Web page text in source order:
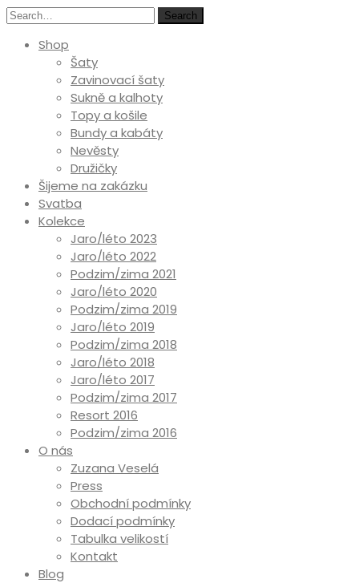
Search
Shop
Šaty
Zavinovací šaty
Sukně a kalhoty
Topy a košile
Bundy a kabáty
Nevěsty
Družičky
Šijeme na zakázku
Svatba
Kolekce
Jaro/léto 2023
Jaro/léto 2022
Podzim/zima 2021
Jaro/léto 2020
Podzim/zima 2019
Jaro/léto 2019
Podzim/zima 2018
Jaro/léto 2018
Jaro/léto 2017
Podzim/zima 2017
Resort 2016
Podzim/zima 2016
O nás
Zuzana Veselá
Press
Obchodní podmínky
Dodací podmínky
Tabulka velikostí
Kontakt
Blog